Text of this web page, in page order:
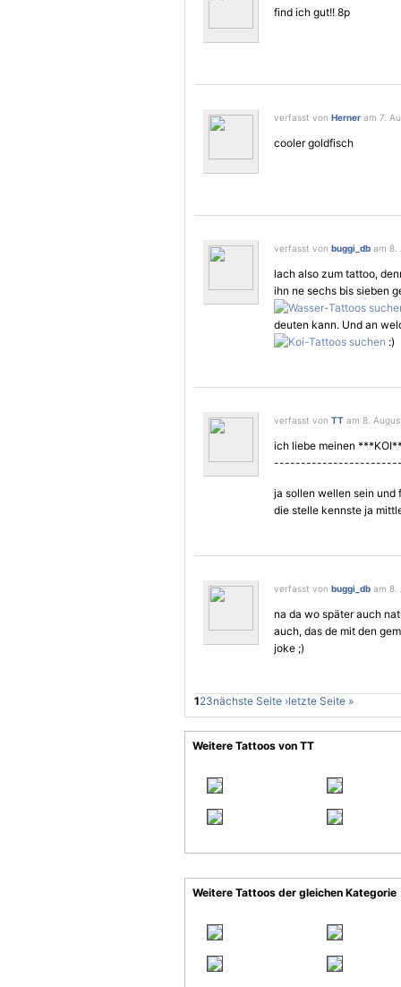
find ich gut!! 8p
verfasst von Herner am 7.
cooler goldfisch
verfasst von buggi_db am 8.
lach also zum tattoo,
ihn ne sechs bis sieben
deuten kann. Und an
:)
verfasst von TT am 8.
ich liebe meinen
ja sollen wellen sein und
die stelle kennste ja
verfasst von buggi_db am 8.
na da wo später auch
auch, das de mit den
joke ;)
123nächste Seite ›letzte Seite »
Weitere Tattoos von TT
Weitere Tattoos der gleichen Kategorie